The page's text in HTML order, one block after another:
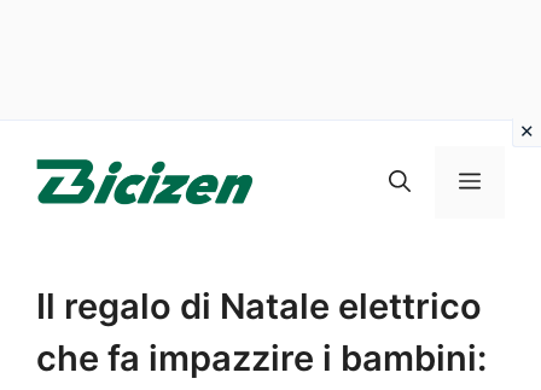
Menu
Il regalo di Natale elettrico
che fa impazzire i bambini: